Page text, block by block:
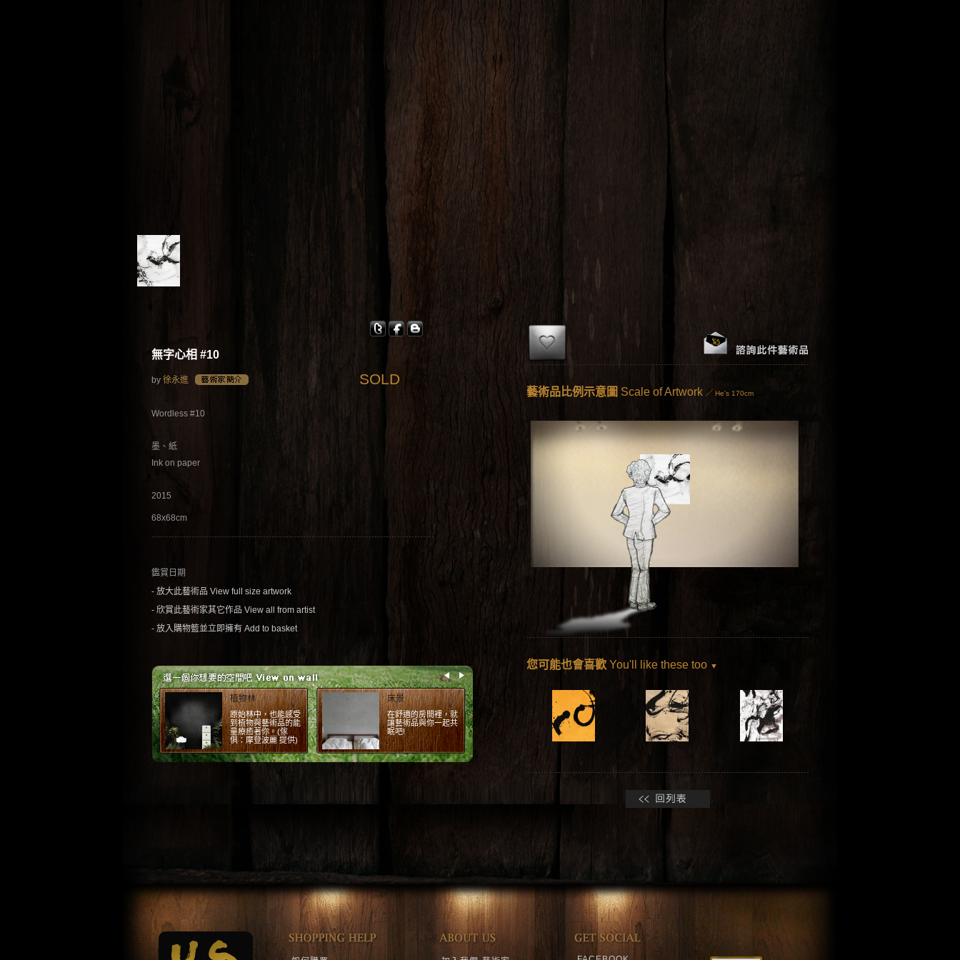
無字心相 #10
by 徐永進 SOLD
Wordless #10
墨、紙
Ink on paper
2015
68x68cm
鑑賞日期
- 放大此藝術品 View full size artwork
- 欣賞此藝術家其它作品 View all from artist
- 放入購物籃並立即擁有 Add to basket
紅磚
紅磚牆的原始感，配
上工業風傢俱。(場
景：摩登波麗 提供)
簡單
一張簡單的椅子，一
幅不簡單的畫。 (椅
子：摩登波麗 提供)
藝術品比例示意圖 Scale of Artwork ／ He's 170cm
您可能也會喜歡 You'll like these too ▼